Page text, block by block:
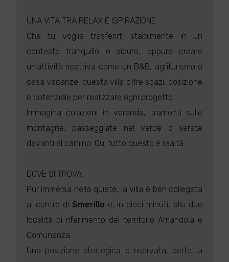
UNA VITA TRA RELAX E ISPIRAZIONE
Che tu voglia trasferirti stabilmente in un
contesto tranquillo e sicuro, oppure creare
un'attività ricettiva come un B&B, agriturismo o
casa vacanze, questa villa offre spazi, posizione
e potenziale per realizzare ogni progetto.
Immagina colazioni in veranda, tramonti sulle
montagne, passeggiate nel verde o serate
davanti al camino. Qui tutto questo è realtà.
DOVE SI TROVA
Pur immersa nella quiete, la villa è ben collegata
al centro di Smerillo e, in dieci minuti, alle due
località di riferimento del territorio Amandola e
Comunanza.
Una posizione strategica e riservata, perfetta